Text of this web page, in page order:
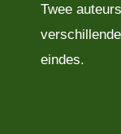
Twee
eindes.